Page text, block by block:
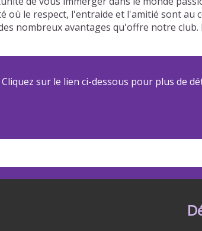
le respect, l'entraide et l'amitié sont au
nombreux avantages qu'offre notre
sur le lien ci-dessous pour plus de